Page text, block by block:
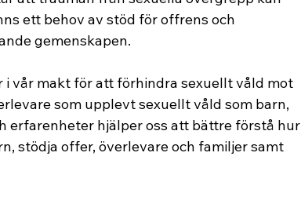
ett behov av stöd för offrens och
gemenskapen.
i vår makt för att förhindra sexuellt våld mot
som upplevt sexuellt våld som barn,
erfarenheter hjälper oss att bättre förstå hur
stödja offer, överlevare och familjer samt